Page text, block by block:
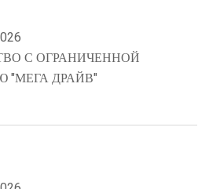
С ОГРАНИЧЕННОЙ
"МЕГА ДРАЙВ"